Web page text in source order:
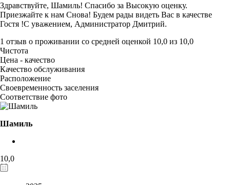
Здравствуйте, Шамиль! Спасибо за Высокую оценку.
Приезжайте к нам Снова! Будем рады видеть Вас в качестве
Гостя !С уважением, Администратор Дмитрий.
1 отзыв о проживании со средней оценкой 10,0 из 10,0
Чистота
Цена - качество
Качество обслуживания
Расположение
Своевременность заселения
Соответствие фото
Шамиль
10,0